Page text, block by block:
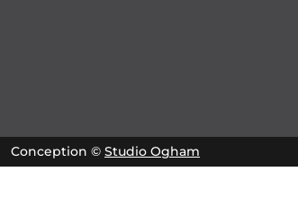
Conception © Studio Ogham